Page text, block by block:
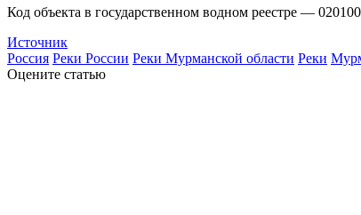
Код объекта в государственном водном реестре —
Источник
Россия Реки России Реки Мурманской области Реки
Оцените статью